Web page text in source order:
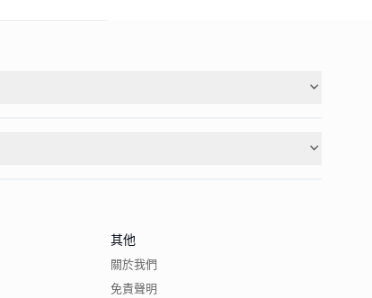
其他
關於我們
免責聲明